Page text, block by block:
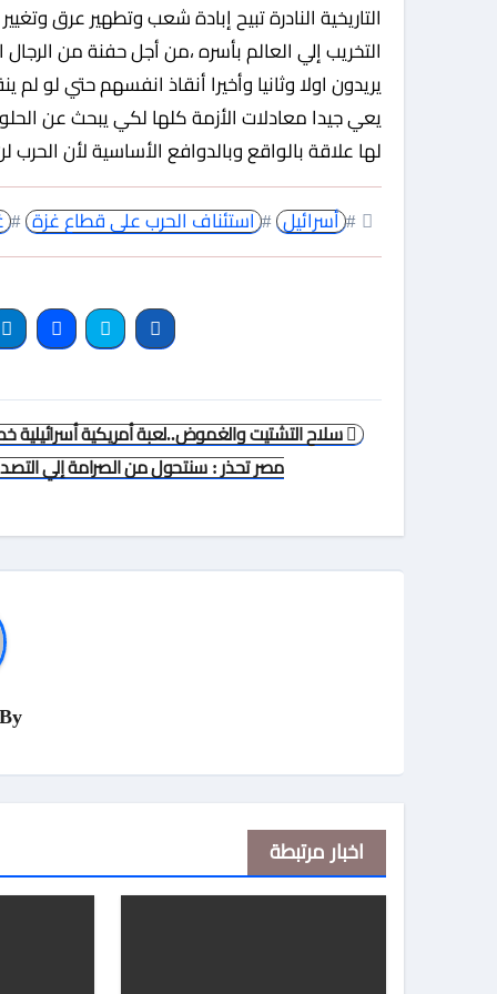
التاريخية النادرة تبيح إبادة شعب وتطهير عرق
التخريب إلي العالم بأسره ،من أجل حفنة من
يريدون اولا وثانيا وأخيرا أنقاذ انفسهم حتي لو
يعي جيدا معادلات الأزمة كلها لكي يبحث عن
لها علاقة بالواقع وبالدوافع الأساسية لأن
# أسرائيل # استئناف الحرب على قطاع غزة #
تصفّح
المقالات
سلاح التشتيت والغموض..لعبة أمريكية أسرائيلية
مصر تحذر : سنتحول من الصرامة إلي
By
اخبار مرتبطة